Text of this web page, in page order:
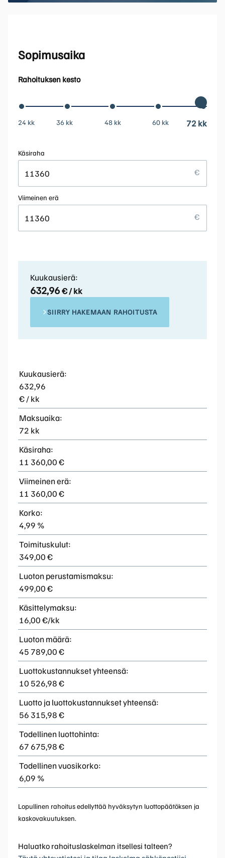
Sopimusaika
Rahoituksen kesto
24 kk 36 kk 48 kk 60 kk 72 kk
Käsiraha
Viimeinen erä
Kuukausierä:
632,96
€ / kk
Maksuaika:
72 kk
Käsiraha:
11 360,00 €
Viimeinen erä:
11 360,00 €
Korko:
4,99 %
Toimituskulut:
349,00 €
Luoton perustamismaksu:
499,00 €
Käsittelymaksu:
16,00 €/kk
Luoton määrä:
45 789,00 €
Luottokustannukset yhteensä:
10 526,98 €
Luotto ja luottokustannukset yhteensä:
56 315,98 €
Todellinen luottohinta:
67 675,98 €
Todellinen vuosikorko:
6,09 %
Lopullinen rahoitus edellyttää hyväksytyn luottopäätöksen ja
kaskovakuutuksen.
Haluatko rahoituslaskelman itsellesi talteen?
Kuukausierä:
632,96€ / kk
SIIRRY HAKEMAAN RAHOITUSTA